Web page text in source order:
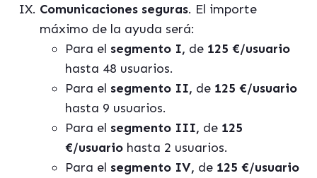
Comunicaciones seguras. El importe
máximo de la ayuda será:
Para el segmento I, de 125 €/usuario
hasta 48 usuarios.
Para el segmento II, de 125 €/usuario
hasta 9 usuarios.
Para el segmento III, de 125
€/usuario hasta 2 usuarios.
Para el segmento IV, de 125 €/usuario